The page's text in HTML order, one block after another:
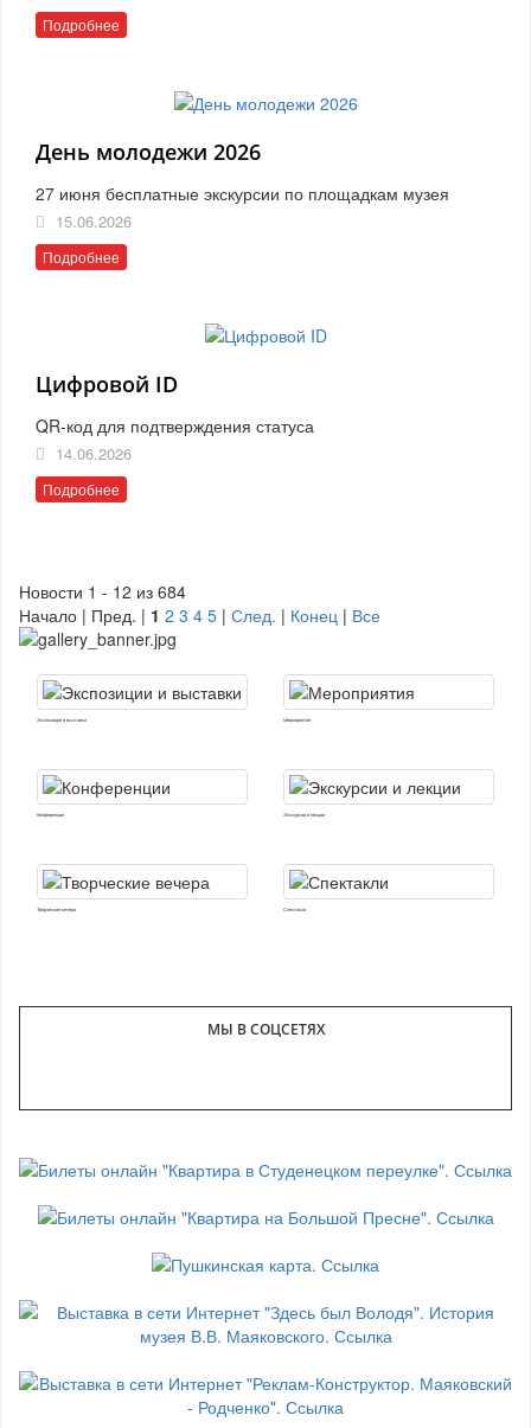
Подробнее
День молодежи 2026
27 июня бесплатные экскурсии по площадкам музея
15.06.2026
Подробнее
Цифровой ID
QR-код для подтверждения статуса
14.06.2026
Подробнее
Новости 1 - 12 из 684
Начало | Пред. | 1 2 3 4 5 | След. | Конец | Все
Экспозиции и выставки Мероприятия
Конференции Экскурсии и лекции
Творческие вечера Спектакли
МЫ В СОЦСЕТЯХ